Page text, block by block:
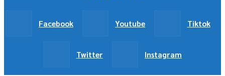
Facebook Youtube Tiktok
Twitter Instagram